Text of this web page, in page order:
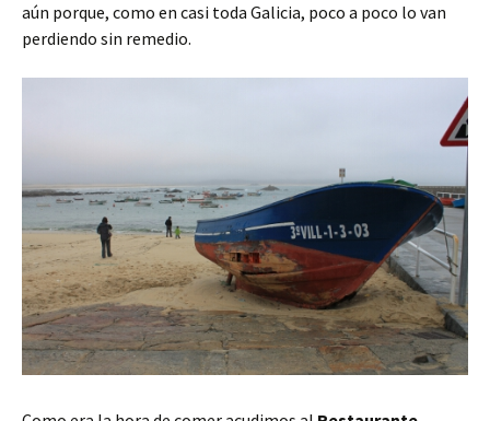
aún porque, como en casi toda Galicia, poco a poco lo van
perdiendo sin remedio.